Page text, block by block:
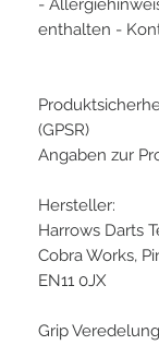
-
enthalten -
(GPSR)
Angaben zur
Hersteller:
Harrows Darts
Cobra Works,
EN11 0JX
Grip